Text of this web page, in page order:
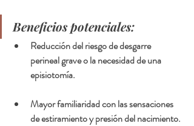
Beneficios potenciales:
Reducción del riesgo de desgarre
perineal grave o la necesidad de una
episiotomía.
Mayor familiaridad con las sensaciones
de estiramiento y presión del nacimiento.